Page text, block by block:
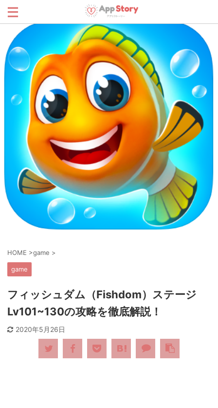
HOME >game >
game
フィッシュダム（Fishdom）ステージ
Lv101~130の攻略を徹底解説！
2020年5月26日